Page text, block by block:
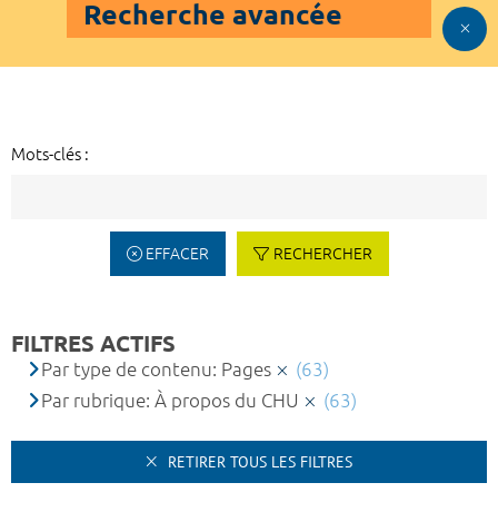
Recherche avancée
Mots-clés :
EFFACER RECHERCHER
FILTRES ACTIFS
Par type de contenu: Pages
(63)
Par rubrique: À propos du CHU
(63)
RETIRER TOUS LES FILTRES